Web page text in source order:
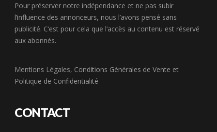
Pour préserver notre indépendance et ne pas subir
l’influence des annonceurs, nous l’avons pensé sans
publicité. C’est pour cela que l’accès au contenu est réservé
aux abonnés.
Mentions Légales, Conditions Générales de Vente et
Politique de Confidentialité
CONTACT